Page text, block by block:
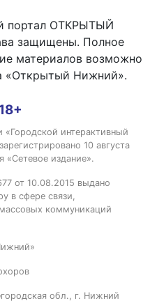
портал ОТКРЫТЫЙ
защищены. Полное
материалов возможно
«Открытый Нижний».
18+
интерактивный
10 августа
«Сетевое издание».
от 10.08.2015 выдано
в сфере связи,
коммуникаций
обл., г. Нижний